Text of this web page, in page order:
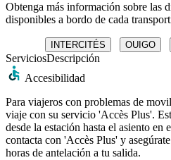
Obtenga más información sobre las
disponibles a bordo de cada
INTERCITÉS OUIGO
ServiciosDescripción
Accesibilidad
Para viajeros con problemas de
viaje con su servicio 'Accès Plus'.
desde la estación hasta el asiento
contacta con 'Accès Plus' y
horas de antelación a tu salida.